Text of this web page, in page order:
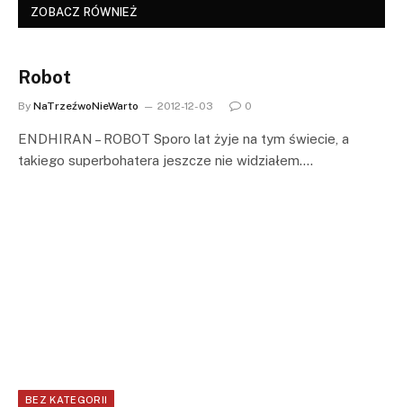
ZOBACZ RÓWNIEŻ
Robot
By NaTrzeźwoNieWarto 2012-12-03 0
ENDHIRAN – ROBOT Sporo lat żyje na tym świecie, a
takiego superbohatera jeszcze nie widziałem.…
BEZ KATEGORII